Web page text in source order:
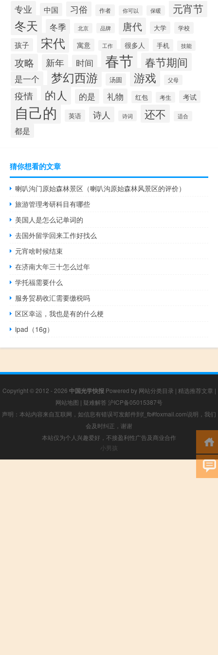
专业 中国 习俗 作者 你可以 保暖 元宵节
冬天 冬季 北京 品牌 唐代 大学 学校
孩子 宋代 寓意 工作 很多人 手机 技能
攻略 新年 时间 春节 春节期间
是一个 梦幻西游 汤圆 游戏 父母
疫情 的人 的是 礼物 红包 考生 考试
自己的 英语 诗人 诗词 还不 适合
都是
猜你想看的文章
喇叭沟门原始森林景区（喇叭沟原始森林风景区的评价）
旅游管理考研科目有哪些
美国人是怎么记单词的
去国外留学回来工作好找么
元宵啥时候结束
在济南大年三十怎么过年
学托福需要什么
服务贸易收汇需要缴税吗
区区幸运，我也是有的什么梗
ipad（16g）
Copyright © 2012 - 2026 中国光学快报 Powered by 网站分类目录 | 精选推荐文章 |
网站地图 | 疑难解答 沪ICP备05015387号
声明：本站内容来自互联网，如信息有错误可发邮件到f_fb#foxmail.com说明，我们
会及时纠正，谢谢
本站仅为个人兴趣爱好，不接盈利性广告及商业合作
小男孩